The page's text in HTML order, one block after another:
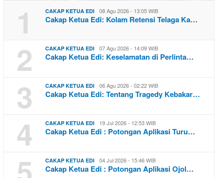
1 CAKAP KETUA EDI 08 Agu 2026 - 13:05 WIB
Cakap Ketua Edi: Kolam Retensi Telaga Ka…
2 CAKAP KETUA EDI 07 Agu 2026 - 14:09 WIB
Cakap Ketua Edi: Keselamatan di Perlinta…
3 CAKAP KETUA EDI 06 Agu 2026 - 02:22 WIB
Cakap Ketua Edi: Tentang Tragedy Kebakar…
4 CAKAP KETUA EDI 19 Jul 2026 - 12:53 WIB
Cakap Ketua Edi : Potongan Aplikasi Turu…
CAKAP KETUA EDI 04 Jul 2026 - 15:46 WIB
Cakap Ketua Edi : Potongan Aplikasi Ojol…